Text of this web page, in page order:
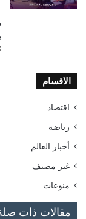
الاقسام
اقتصاد
رياضة
أخبار العالم
غير مصنف
منوعات
مقالات ذات